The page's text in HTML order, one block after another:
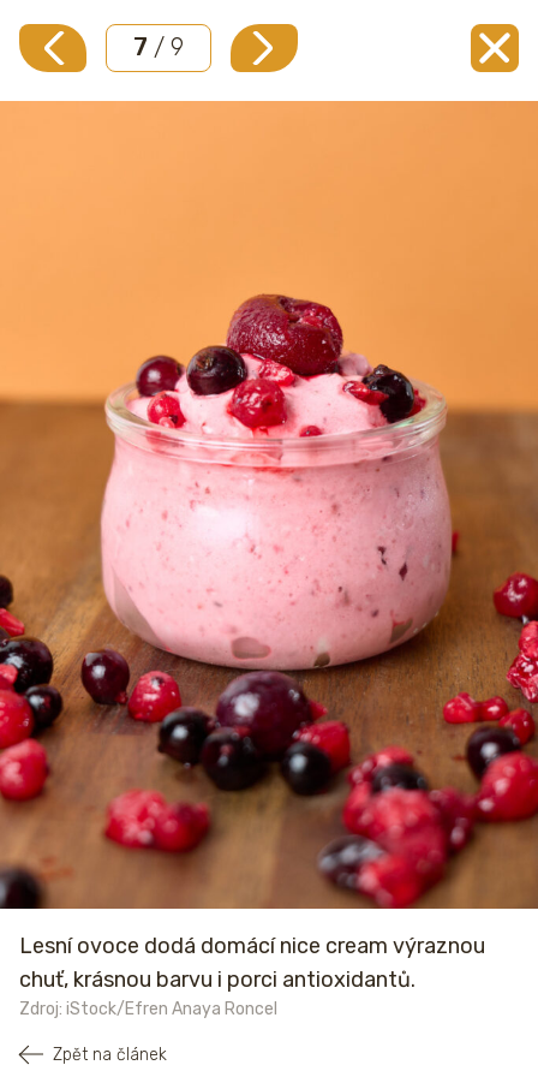
7 / 9
Lesní ovoce dodá domácí nice cream výraznou
chuť, krásnou barvu i porci antioxidantů.
Zdroj: iStock/Efren Anaya Roncel
Zpět na článek